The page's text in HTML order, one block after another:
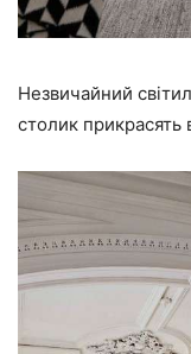
Незвичайний
столик прикрасять